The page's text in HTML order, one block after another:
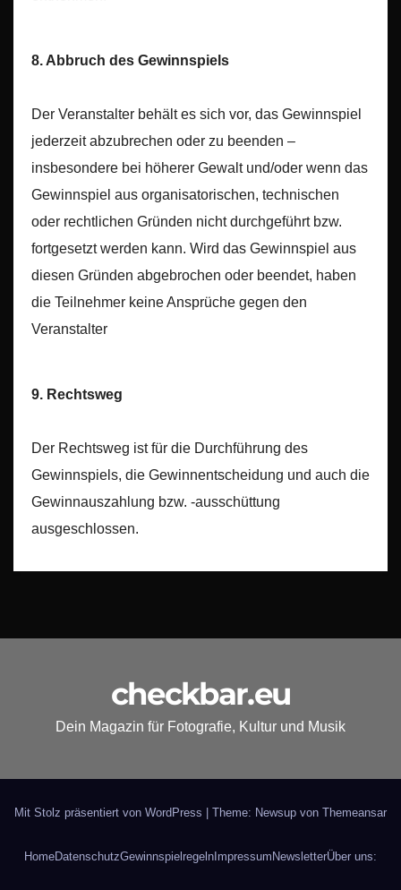
8. Abbruch des Gewinnspiels
Der Veranstalter behält es sich vor, das Gewinnspiel
jederzeit abzubrechen oder zu beenden –
insbesondere bei höherer Gewalt und/oder wenn das
Gewinnspiel aus organisatorischen, technischen
oder rechtlichen Gründen nicht durchgeführt bzw.
fortgesetzt werden kann. Wird das Gewinnspiel aus
diesen Gründen abgebrochen oder beendet, haben
die Teilnehmer keine Ansprüche gegen den
Veranstalter
9. Rechtsweg
Der Rechtsweg ist für die Durchführung des
Gewinnspiels, die Gewinnentscheidung und auch die
Gewinnauszahlung bzw. -ausschüttung
ausgeschlossen.
checkbar.eu
Dein Magazin für Fotografie, Kultur und Musik
Mit Stolz präsentiert von WordPress Theme: Newsup von Themeansar
HomeDatenschutzGewinnspielregelnImpressumNewsletterÜber uns: